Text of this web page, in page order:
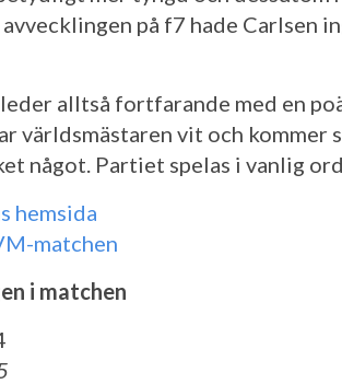
på f7 hade Carlsen
alltså fortfarande med en
världsmästaren vit och kommer
något. Partiet spelas i vanlig
hemsida
matchen
i matchen